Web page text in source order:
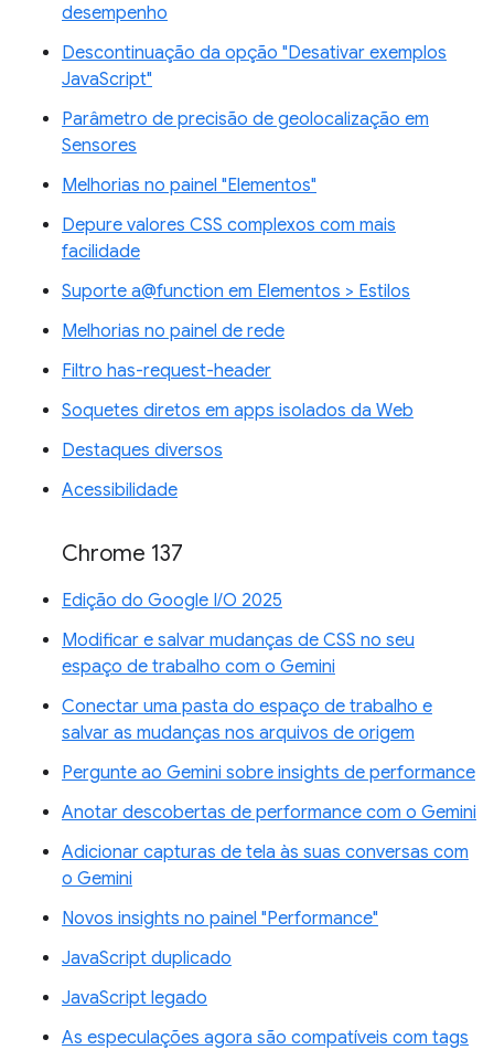
desempenho
Descontinuação da opção "Desativar exemplos
JavaScript"
Parâmetro de precisão de geolocalização em
Sensores
Melhorias no painel "Elementos"
Depure valores CSS complexos com mais
facilidade
Suporte a@function em Elementos > Estilos
Melhorias no painel de rede
Filtro has-request-header
Soquetes diretos em apps isolados da Web
Destaques diversos
Acessibilidade
Chrome 137
Edição do Google I/O 2025
Modificar e salvar mudanças de CSS no seu
espaço de trabalho com o Gemini
Conectar uma pasta do espaço de trabalho e
salvar as mudanças nos arquivos de origem
Pergunte ao Gemini sobre insights de performance
Anotar descobertas de performance com o Gemini
Adicionar capturas de tela às suas conversas com
o Gemini
Novos insights no painel "Performance"
JavaScript duplicado
JavaScript legado
As especulações agora são compatíveis com tags